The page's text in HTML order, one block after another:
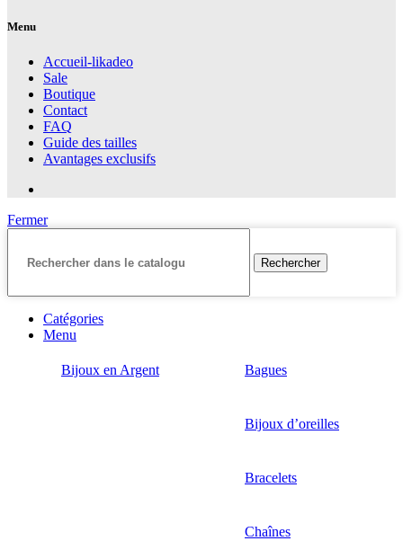
Menu
Accueil-likadeo
Sale
Boutique
Contact
FAQ
Guide des tailles
Avantages exclusifs
Fermer
Rechercher
Catégories
Menu
Bijoux en Argent Bagues
Bijoux d’oreilles
Bracelets
Chaînes